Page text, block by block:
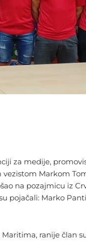
za medije,
Markom
na pozajmicu iz
pojačali: Marko
ranije član